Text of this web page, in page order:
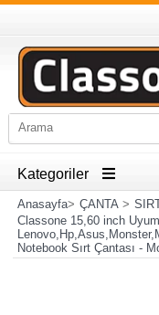
Kategoriler
Anasayfa> ÇANTA>
Classone 15,60 inch
Notebook Sırt Çantası -